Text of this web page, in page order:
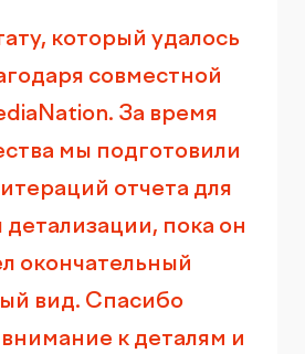
который удалось
совместной
За время
мы подготовили
отчета для
пока он
окончательный
вид. Спасибо
к деталям и